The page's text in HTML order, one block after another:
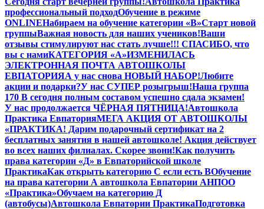
профессиональный подходОбучение в режиме
ONLINEНабираем на обучение категории «B»Старт новой
группыВажная новость для наших учеников!Ваши
отзывы стимулируют нас стать лучше!!! СПАСИБО, что
вы с намиКАТЕГОРИЯ «А»ИЗМЕНИЛАСЬ
ЭЛЕКТРОННАЯ ПОЧТА АВТОШКОЛЫ
ЕВПАТОРИЯА у нас снова НОВЫЙ НАБОР!Любите
акции и подарки?У нас СУПЕР розыгрыш!Наша группа
170 В сегодня полным составом успешно сдала экзамен!
У нас продолжается ЧЁРНАЯ ПЯТНИЦА!Автошкола
Практика ЕвпаторияМЕГА АКЦИЯ ОТ АВТОШКОЛЫ
«ПРАКТИКА! Дарим подарочный сертификат на 2
бесплатных занятия в нашей автошколе! Акция действует
во всех наших филиалах. Скорее звони!Как получить
права категории «Д» в Евпаторийской школе
ПрактикаКак открыть категорию C если есть BОбучение
на права категории A автошкола Евпатории АНПОО
«Практика»Обучаем на категорию Д
(автобусы)Автошкола Евпатории ПрактикаПодготовка